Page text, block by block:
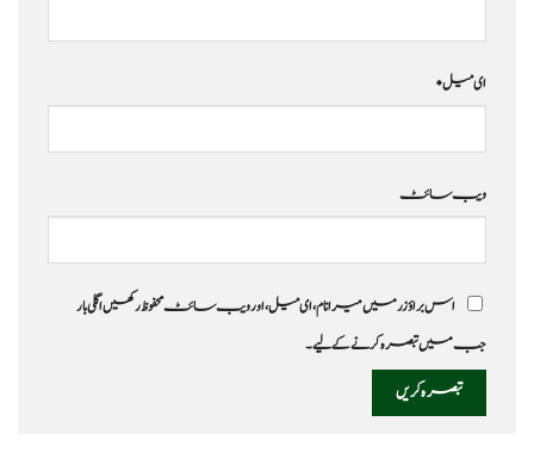
ای میل*
ویب‌ سائٹ
اس براؤزر میں میرا نام، ای میل، اور ویب سائٹ محفوظ رکھیں اگلی بار
جب میں تبصرہ کرنے کےلیے۔